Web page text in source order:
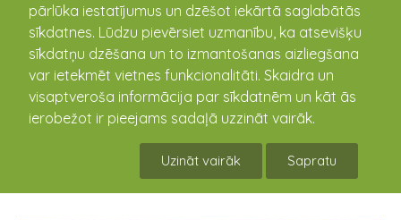
pārlūka iestatījumus un dzēšot iekārtā saglabātās
sīkdatnes. Lūdzu pievērsiet uzmanību, ka atsevišķu
sīkdatņu dzēšana un to izmantošanas aizliegšana
var ietekmēt vietnes funkcionalitāti. Skaidra un
visaptveroša informācija par sīkdatnēm un kāt ās
ierobežot ir pieejams sadaļā uzzināt vairāk.
Uzināt vairāk Sapratu
Piedalies konkursā-talkā
“Čaklākais zīļu vācējs 2023”!
02.10.2023 - 27.10.2023